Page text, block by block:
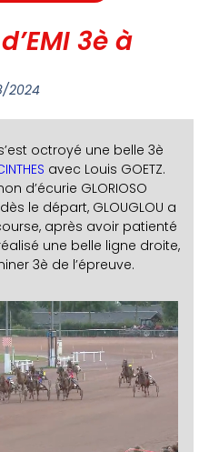
3è à
2024
s’est octroyé une belle 3è
avec Louis GOETZ.
d’écurie GLORIOSO
le départ, GLOUGLOU a
après avoir patienté
une belle ligne droite,
3è de l’épreuve.